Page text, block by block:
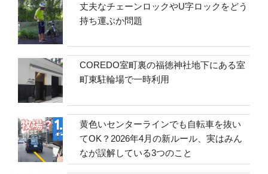
丈夫なチェーンロックやU字ロックをどう
持ち運ぶか問題
COREDO室町裏の福徳神社地下にある室
町東駐輪場で一時利用
黄色いセンターラインでも自転車を抜い
てOK？2026年4月の新ルール、実はみん
なが誤解している3つのこと